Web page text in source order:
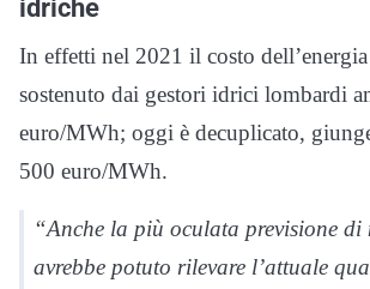
idriche
In effetti nel 2021 il costo dell’energia
sostenuto dai gestori idrici lombardi
euro/MWh; oggi è decuplicato,
500 euro/MWh.
“Anche la più oculata previsione di
avrebbe potuto rilevare l’attuale